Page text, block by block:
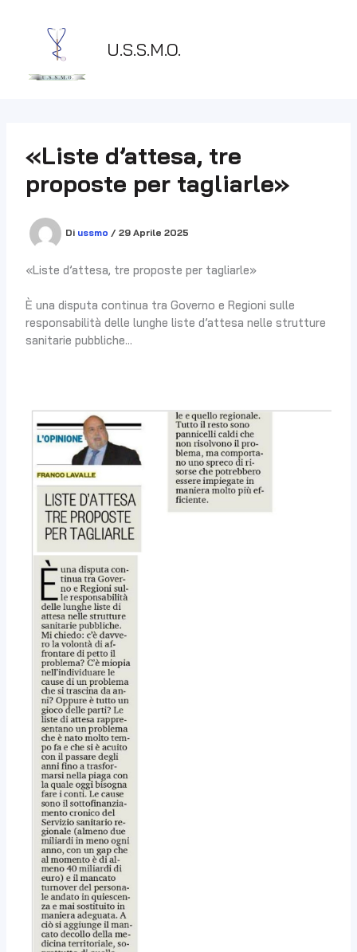
contenuto
U.S.S.M.O.
«Liste d’attesa, tre
proposte per tagliarle»
Di ussmo / 29 Aprile 2025
«Liste d’attesa, tre proposte per tagliarle»
È una disputa continua tra Governo e Regioni sulle
responsabilità delle lunghe liste d’attesa nelle strutture
sanitarie pubbliche…